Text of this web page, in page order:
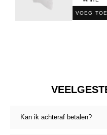
VOEG
Kan ik achteraf betalen?